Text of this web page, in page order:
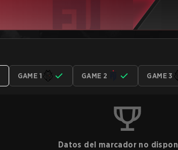
GAME 1 GAME 2 GAME 3
Datos del marcador no